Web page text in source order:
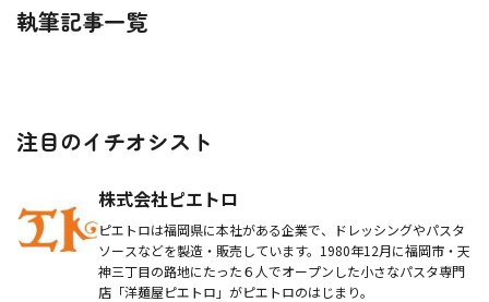
執筆記事一覧
注目のイチオシスト
株式会社ピエトロ
ピエトロは福岡県に本社がある企業で、ドレッシングやパスタ
ソースなどを製造・販売しています。1980年12月に福岡市・天
神三丁目の路地にたった６人でオープンした小さなパスタ専門
店「洋麺屋ピエトロ」がピエトロのはじまり。